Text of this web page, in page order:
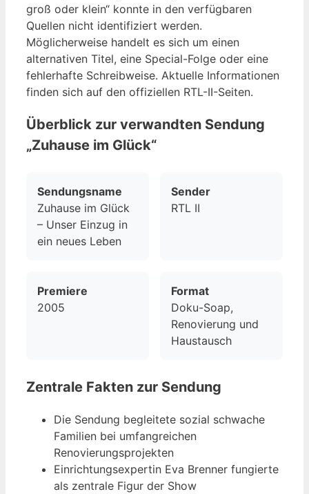
groß oder klein“ konnte in den verfügbaren
Quellen nicht identifiziert werden.
Möglicherweise handelt es sich um einen
alternativen Titel, eine Special-Folge oder eine
fehlerhafte Schreibweise. Aktuelle Informationen
finden sich auf den offiziellen RTL-II-Seiten.
Überblick zur verwandten Sendung
„Zuhause im Glück“
Sendungsname
Zuhause im Glück
– Unser Einzug in
ein neues Leben
Sender
RTL II
Premiere
2005
Format
Doku-Soap,
Renovierung und
Haustausch
Zentrale Fakten zur Sendung
Die Sendung begleitete sozial schwache
Familien bei umfangreichen
Renovierungsprojekten
Einrichtungsexpertin Eva Brenner fungierte
als zentrale Figur der Show